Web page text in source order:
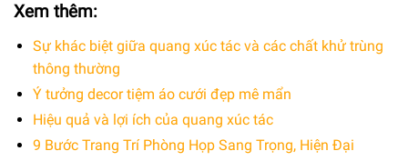
Xem thêm:
Sự khác biệt giữa quang xúc tác và các chất khử trùng
thông thường
Ý tưởng decor tiệm áo cưới đẹp mê mẩn
Hiệu quả và lợi ích của quang xúc tác
9 Bước Trang Trí Phòng Họp Sang Trọng, Hiện Đại